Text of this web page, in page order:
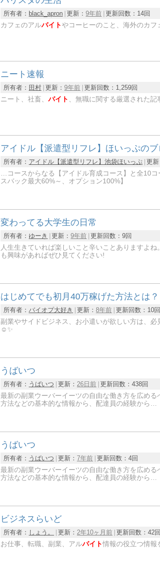
所有者： black_apron 更新：9年前 更新回数： 14回
カフェのアルバイトやコーヒーのこと、海外のカ
ニート速報
所有者： 田村 更新：9年前 更新回数： 1,259回
ニート、社畜、 バイト 、無職に関する厳選された
アイドル【派遣型リフレ】ほいっぷのブ
所有者： アイドル【派遣型リフレ】池袋ほいっぷ 更
…コースからなる【アイドル育成コース】と全10
スバック最大60%～、オプション100%】
変わってる大学生の日常
所有者： ゆーき 更新：9年前 更新回数：9回
人生生きていれば楽しいこと辛いことありますよ
も興味があればぜひ見てください!
はじめてでも初月40万稼げた方法とは？
所有者：バイオプ大好き 更新：8年前 更新回数： 10回
副業やサイドビジネス、お小遣いが欲しい方は、
☺️✨
うばいつ
所有者： うばいつ 更新：26日前 更新回数：438回
最新の副業ウーバーイーツの自由な働き方を広め
方法などの基本的な情報から、配達員の経験から…
うばいつ
所有者： うばいつ 更新：7年前 更新回数：4回
最新の副業ウーバーイーツの自由な働き方を広め
方法などの基本的な情報から、配達員の経験から…
ビジネスらいど
所有者： しょう。 更新：2年10ヶ月前 更新回数：42回
お仕事、転職、副業、アルバイト情報の役立つ情報